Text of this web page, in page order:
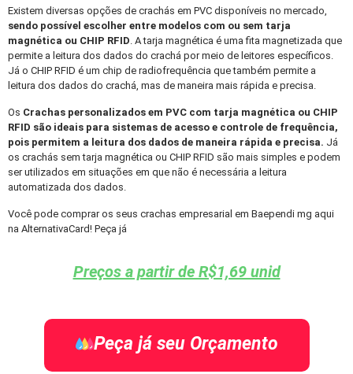
Existem diversas opções de crachás em PVC disponíveis no mercado,
sendo possível escolher entre modelos com ou sem tarja
magnética ou CHIP RFID. A tarja magnética é uma fita magnetizada que
permite a leitura dos dados do crachá por meio de leitores específicos.
Já o CHIP RFID é um chip de radiofrequência que também permite a
leitura dos dados do crachá, mas de maneira mais rápida e precisa.
Os Crachas personalizados em PVC com tarja magnética ou CHIP
RFID são ideais para sistemas de acesso e controle de frequência,
pois permitem a leitura dos dados de maneira rápida e precisa. Já
os crachás sem tarja magnética ou CHIP RFID são mais simples e podem
ser utilizados em situações em que não é necessária a leitura
automatizada dos dados.
Você pode comprar os seus crachas empresarial em Baependi mg aqui
na AlternativaCard! Peça já
Preços a partir de R$1,69 unid
Peça já seu Orçamento